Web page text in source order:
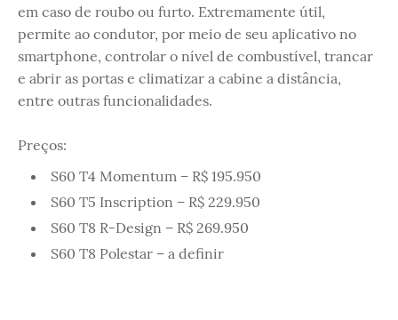
em caso de roubo ou furto. Extremamente útil,
permite ao condutor, por meio de seu aplicativo no
smartphone, controlar o nível de combustível, trancar
e abrir as portas e climatizar a cabine a distância,
entre outras funcionalidades.
Preços:
S60 T4 Momentum – R$ 195.950
S60 T5 Inscription – R$ 229.950
S60 T8 R-Design – R$ 269.950
S60 T8 Polestar – a definir